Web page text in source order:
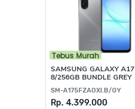
Tebus Murah
SAMSUNG GALAXY A17
8/256GB BUNDLE GREY
SM-A175FZAOXI.B/GY
Rp. 4.399.000